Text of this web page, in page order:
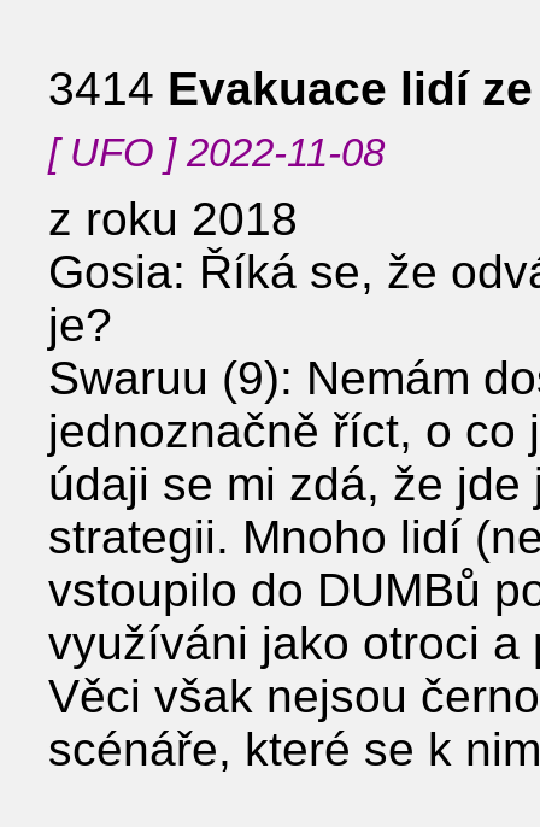
3414 Evakuace lidí
[ UFO ] 2022-11-08
z roku 2018
Gosia: Říká se, že
je?
Swaruu (9): Nemám
jednoznačně říct, o co
údaji se mi zdá, že
strategii. Mnoho lidí
vstoupilo do DUMBů
využíváni jako otroci a
Věci však nejsou
scénáře, které se k